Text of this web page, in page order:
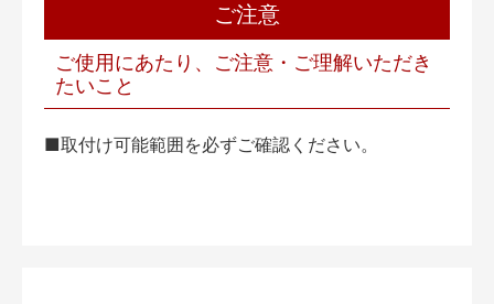
ご注意
ご使用にあたり、ご注意・ご理解いただき
たいこと
■取付け可能範囲を必ずご確認ください。